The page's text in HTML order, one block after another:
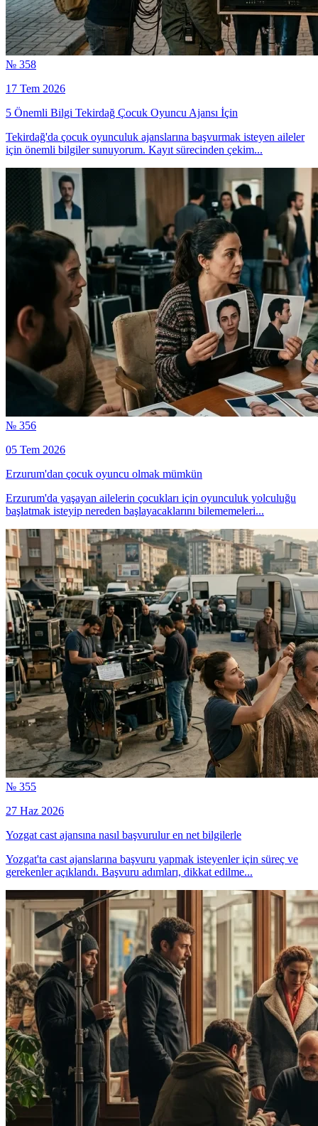
№ 358
17 Tem 2026
5 Önemli Bilgi Tekirdağ Çocuk Oyuncu Ajansı İçin
Tekirdağ'da çocuk oyunculuk ajanslarına başvurmak isteyen aileler
için önemli bilgiler sunuyorum. Kayıt sürecinden çekim...
№ 356
05 Tem 2026
Erzurum'dan çocuk oyuncu olmak mümkün
Erzurum'da yaşayan ailelerin çocukları için oyunculuk yolculuğu
başlatmak isteyip nereden başlayacaklarını bilememeleri...
№ 355
27 Haz 2026
Yozgat cast ajansına nasıl başvurulur en net bilgilerle
Yozgat'ta cast ajanslarına başvuru yapmak isteyenler için süreç ve
gerekenler açıklandı. Başvuru adımları, dikkat edilme...